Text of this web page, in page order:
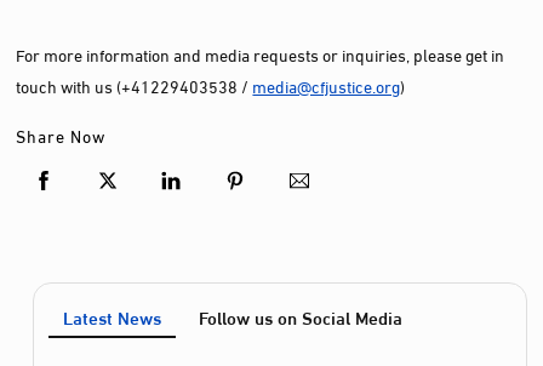
For more information and media requests or inquiries, please get in
touch with us (+41229403538 / media@cfjustice.org)
Share Now
Latest News Follow us on Social Media